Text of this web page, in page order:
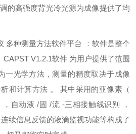
的高强度背光冷光源为成像提供了均
软件平台 ：软件是整个
V1.2.1软件 为用户提供了范围
一光学方法，测量的精度取决于成像
和计算方法 。 其中采用的亚像素（
自动液 /固 /流 -三相接触线识别 ，
续信息反馈的液滴监视功能等构成了